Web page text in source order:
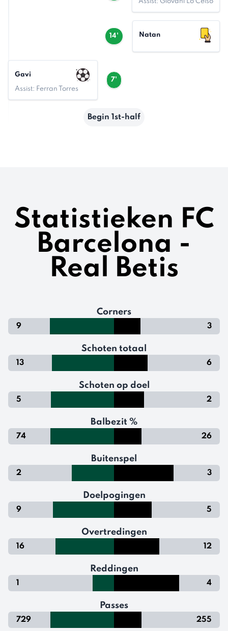
14' Natan
7'
Gavi
Assist: Ferran Torres
Begin 1st-half
Statistieken FC
Barcelona -
Real Betis
Corners
9 3
Schoten totaal
13 6
Schoten op doel
5 2
Balbezit %
74 26
Buitenspel
2 3
Doelpogingen
9 5
Overtredingen
16 12
Reddingen
1 4
Passes
729 255